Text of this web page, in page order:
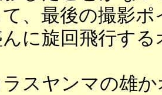
、最後の撮影
に旋回飛行す
スヤンマの雄